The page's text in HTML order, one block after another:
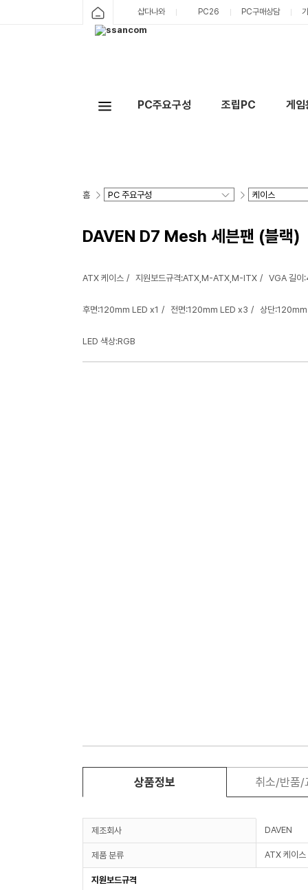
샵다나와 PC26 PC구매상담
PC주요구성 조립PC 게
홈
DAVEN D7 Mesh 세븐팬 (블랙)
ATX 케이스 지원보드규격:ATX,M-ATX,M-ITX VGA 길
후면:120mm LED x1 전면:120mm LED x3 상단
LED 색상:RGB
상품정보 취소/반품/
제조회사 DAVEN
제품 분류 ATX 케이스
지원보드규격